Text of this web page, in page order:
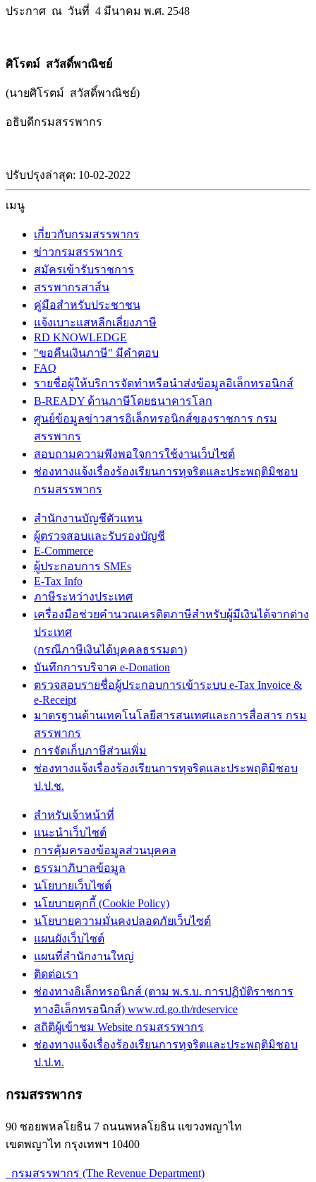
ประกาศ ณ วันที่ 4 มีนาคม พ.ศ. 2548
ศิโรตม์ สวัสดิ์พาณิชย์
(นายศิโรตม์ สวัสดิ์พาณิชย์)
อธิบดีกรมสรรพากร
ปรับปรุงล่าสุด: 10-02-2022
เมนู
เกี่ยวกับกรมสรรพากร
ข่าวกรมสรรพากร
สมัครเข้ารับราชการ
สรรพากรสาส์น
คู่มือสำหรับประชาชน
แจ้งเบาะแสหลีกเลี่ยงภาษี
RD KNOWLEDGE
"ขอคืนเงินภาษี" มีคำตอบ
FAQ
รายชื่อผู้ให้บริการจัดทำหรือนำส่งข้อมูลอิเล็กทรอนิกส์
B-READY ด้านภาษีโดยธนาคารโลก
ศูนย์ข้อมูลข่าวสารอิเล็กทรอนิกส์ของราชการ กรม
สรรพากร
สอบถามความพึงพอใจการใช้งานเว็บไซต์
ช่องทางแจ้งเรื่องร้องเรียนการทุจริตและประพฤติมิชอบ
กรมสรรพากร
สำนักงานบัญชีตัวแทน
ผู้ตรวจสอบและรับรองบัญชี
E-Commerce
ผู้ประกอบการ SMEs
E-Tax Info
ภาษีระหว่างประเทศ
เครื่องมือช่วยคำนวณเครดิตภาษีสำหรับผู้มีเงินได้จากต่าง
ประเทศ
(กรณีภาษีเงินได้บุคคลธรรมดา)
บันทึกการบริจาค e-Donation
ตรวจสอบรายชื่อผู้ประกอบการเข้าระบบ e-Tax Invoice &
e-Receipt
มาตรฐานด้านเทคโนโลยีสารสนเทศและการสื่อสาร กรม
สรรพากร
การจัดเก็บภาษีส่วนเพิ่ม
ช่องทางแจ้งเรื่องร้องเรียนการทุจริตและประพฤติมิชอบ
ป.ป.ช.
สำหรับเจ้าหน้าที่
แนะนำเว็บไซต์
การคุ้มครองข้อมูลส่วนบุคคล
ธรรมาภิบาลข้อมูล
นโยบายเว็บไซต์
นโยบายคุกกี้ (Cookie Policy)
นโยบายความมั่นคงปลอดภัยเว็บไซต์
แผนผังเว็บไซต์
แผนที่สำนักงานใหญ่
ติดต่อเรา
ช่องทางอิเล็กทรอนิกส์ (ตาม พ.ร.บ. การปฏิบัติราชการ
ทางอิเล็กทรอนิกส์) www.rd.go.th/rdeservice
สถิติผู้เข้าชม Website กรมสรรพากร
ช่องทางแจ้งเรื่องร้องเรียนการทุจริตและประพฤติมิชอบ
ป.ป.ท.
กรมสรรพากร
90 ซอยพหลโยธิน 7 ถนนพหลโยธิน แขวงพญาไท
เขตพญาไท กรุงเทพฯ 10400
กรมสรรพากร (The Revenue Department)